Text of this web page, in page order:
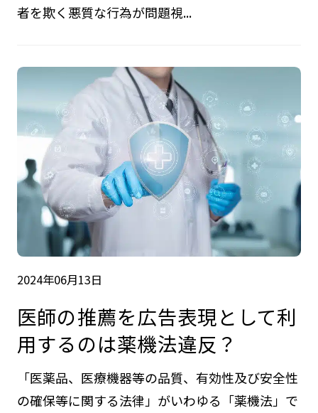
者を欺く悪質な行為が問題視...
2024年06月13日
医師の推薦を広告表現として利
用するのは薬機法違反？
「医薬品、医療機器等の品質、有効性及び安全性
の確保等に関する法律」がいわゆる「薬機法」で